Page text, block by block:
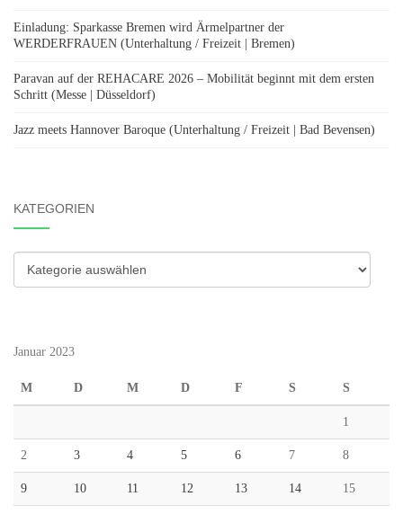
Einladung: Sparkasse Bremen wird Ärmelpartner der
WERDERFRAUEN (Unterhaltung / Freizeit | Bremen)
Paravan auf der REHACARE 2026 – Mobilität beginnt mit dem ersten
Schritt (Messe | Düsseldorf)
Jazz meets Hannover Baroque (Unterhaltung / Freizeit | Bad Bevensen)
KATEGORIEN
Kategorien
Januar 2023
M D M D F S S
1
2 3 4 5 6 7 8
9 10 11 12 13 14 15